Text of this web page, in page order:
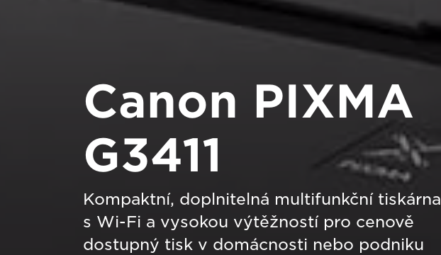
Canon PIXMA
G3411
Kompaktní, doplnitelná multifunkční tiskárna
s Wi-Fi a vysokou výtěžností pro cenově
dostupný tisk v domácnosti nebo podniku